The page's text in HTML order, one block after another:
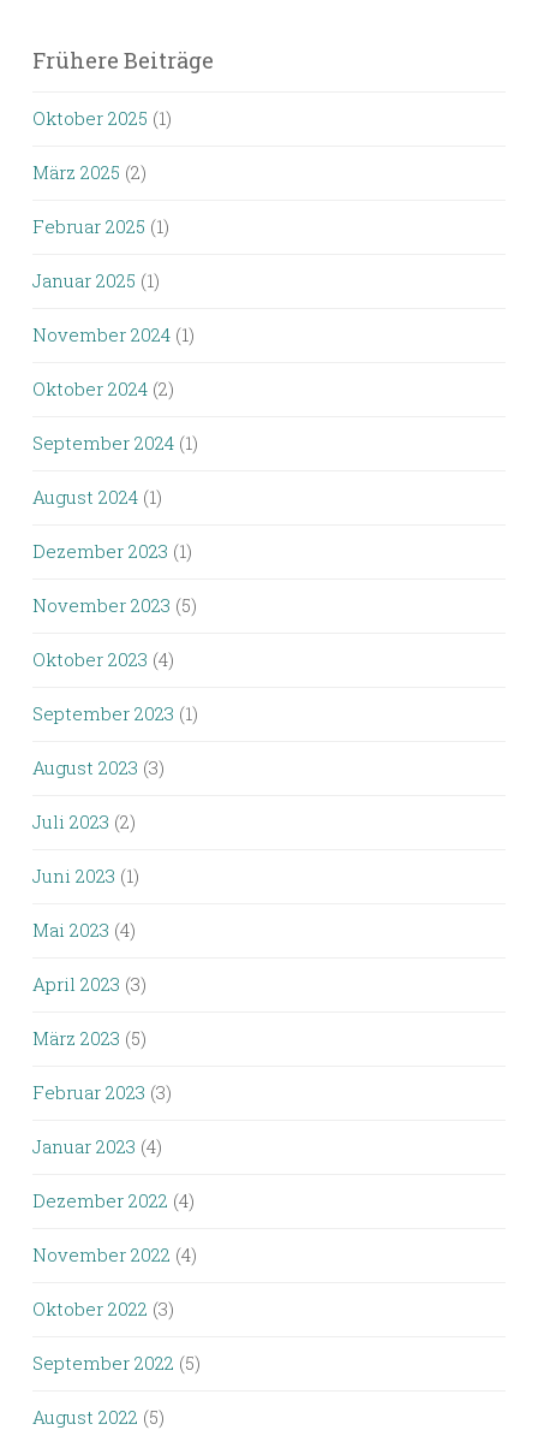
Frühere Beiträge
Oktober 2025 (1)
März 2025 (2)
Februar 2025 (1)
Januar 2025 (1)
November 2024 (1)
Oktober 2024 (2)
September 2024 (1)
August 2024 (1)
Dezember 2023 (1)
November 2023 (5)
Oktober 2023 (4)
September 2023 (1)
August 2023 (3)
Juli 2023 (2)
Juni 2023 (1)
Mai 2023 (4)
April 2023 (3)
März 2023 (5)
Februar 2023 (3)
Januar 2023 (4)
Dezember 2022 (4)
November 2022 (4)
Oktober 2022 (3)
September 2022 (5)
August 2022 (5)